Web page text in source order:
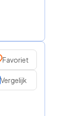
Favoriet
Vergelijk